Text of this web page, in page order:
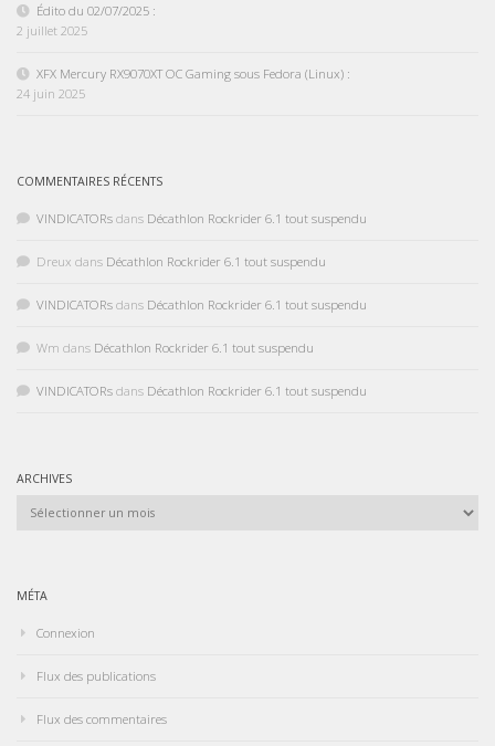
Édito du 02/07/2025 :
2 juillet 2025
XFX Mercury RX9070XT OC Gaming sous Fedora (Linux) :
24 juin 2025
COMMENTAIRES RÉCENTS
VINDICATORs dans Décathlon Rockrider 6.1 tout suspendu
Dreux dans Décathlon Rockrider 6.1 tout suspendu
VINDICATORs dans Décathlon Rockrider 6.1 tout suspendu
Wm dans Décathlon Rockrider 6.1 tout suspendu
VINDICATORs dans Décathlon Rockrider 6.1 tout suspendu
ARCHIVES
MÉTA
Connexion
Flux des publications
Flux des commentaires